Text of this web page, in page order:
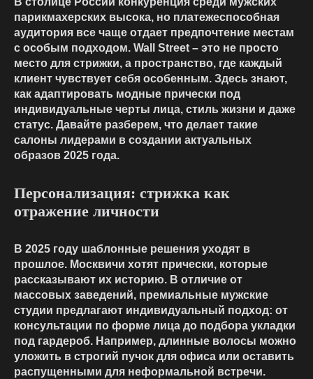
парикмахерских высока, но платежеспособная
аудитория все чаще отдает предпочтение местам
с особым подходом. Wall Street – это не просто
место для стрижки, а пространство, где каждый
клиент чувствует себя особенным. Здесь знают,
как адаптировать модные прически под
индивидуальные черты лица, стиль жизни и даже
статус. Давайте разберем, что делает такие
салоны лидерами в создании актуальных
образов 2025 года.
Персонализация: стрижка как
отражение личности
В 2025 году шаблонные решения уходят в
прошлое. Москвичи хотят прически, которые
рассказывают их историю. В отличие от
массовых заведений, премиальные мужские
студии предлагают индивидуальный подход: от
консультации по форме лица до подбора укладки
под гардероб. Например, длинные волосы можно
уложить в строгий пучок для офиса или оставить
распущенными для неформальной встречи.